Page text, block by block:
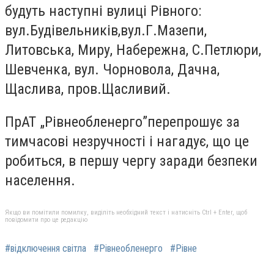
будуть наступні вулиці Рівного:
вул.Будівельників,вул.Г.Мазепи,
Литовська, Миру, Набережна, С.Петлюри,
Шевченка, вул. Чорновола, Дачна,
Щаслива, пров.Щасливий.
ПрАТ „Рівнеобленерго”перепрошує за
тимчасові незручності і нагадує, що це
робиться, в першу чергу заради безпеки
населення.
Якщо ви помітили помилку, виділіть необхідний текст і натисніть Ctrl + Enter, щоб
повідомити про це редакцію
#відключення світла #Рівнеобленерго #Рівне